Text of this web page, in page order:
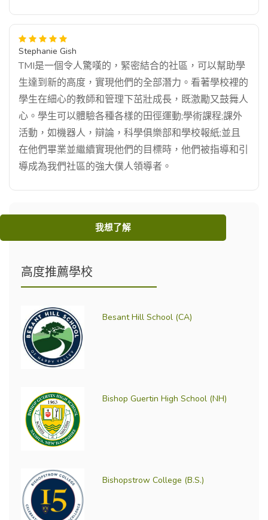
Stephanie Gish
TMI是一個令人驚嘆的，緊密結合的社區，可以幫助學
生達到新的高度，實現他們的全部潛力。看著學校裡的
學生在細心的教師和管理下茁壯成長，既激勵又鼓舞人
心。學生可以體驗各種各樣的田徑運動;學術課程;課外
活動，如機器人，辯論，科學俱樂部和學校報紙;並且
在他們畢業並繼續實現他們的目標時，他們被指導和引
導成為我們社區的強大僕人領導者。
我想了解
高度推薦學校
Besant Hill School (CA)
Bishop Guertin High School (NH)
Bishopstrow College (B.S.)